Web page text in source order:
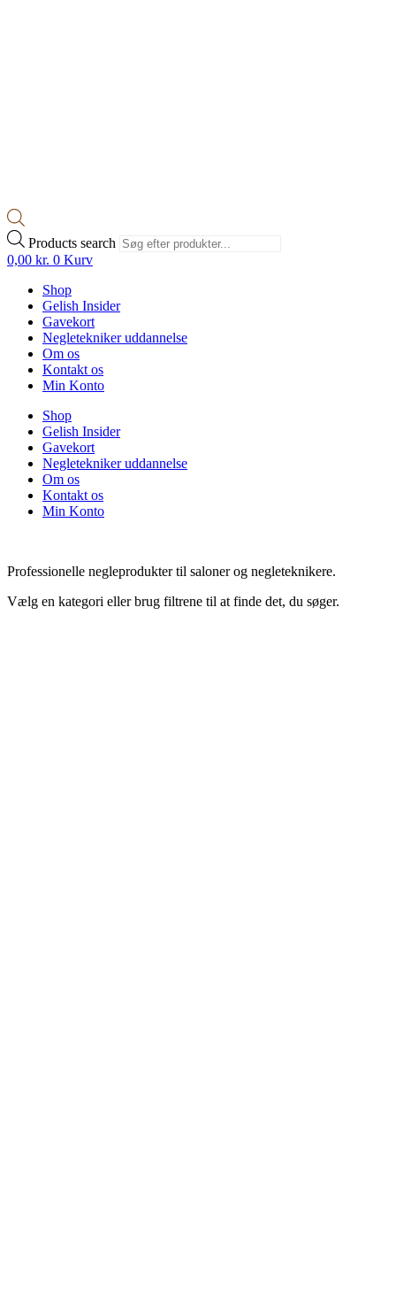
Products search
0,00 kr. 0 Kurv
Shop
Gelish Insider
Gavekort
Negletekniker uddannelse
Om os
Kontakt os
Min Konto
Shop
Gelish Insider
Gavekort
Negletekniker uddannelse
Om os
Kontakt os
Min Konto
Professionelle negleprodukter til saloner og negleteknikere.
Vælg en kategori eller brug filtrene til at finde det, du søger.